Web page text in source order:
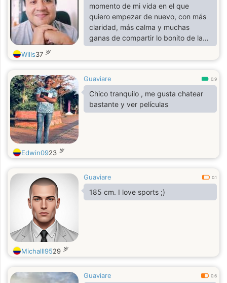
momento de mi vida en el que
quiero empezar de nuevo, con más
claridad, más calma y muchas
ganas de compartir lo bonito de la
vida con alguien que también valore
la conexión real. Soy una persona
que disfruta de las conversaciones
profundas, los pequeños detalles y
los nuevos comienzos. No busco
perfectos, sino reales. Si estás en tu
Wills37 岁
Guaviare 0.9
Chico tranquilo , me gusta chatear
bastante y ver películas
Edwin0923 岁
Guaviare 0.1
185 cm. I love sports ;)
Michalll9529 岁
Guaviare 0.6